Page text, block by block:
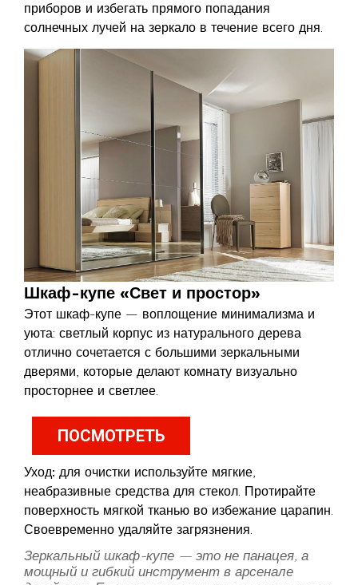
приборов и избегать прямого попадания
солнечных лучей на зеркало в течение всего дня.
Шкаф-купе «Свет и простор»
Этот шкаф-купе — воплощение минимализма и
уюта: светлый корпус из натурального дерева
отлично сочетается с большими зеркальными
дверями, которые делают комнату визуально
просторнее и светлее.
ПОСМОТРЕТЬ
Уход: для очистки используйте мягкие,
неабразивные средства для стекол. Протирайте
поверхность мягкой тканью во избежание царапин.
Своевременно удаляйте загрязнения.
Зеркальный шкаф-купе — это не панацея, а
мощный и гибкий инструмент в арсенале